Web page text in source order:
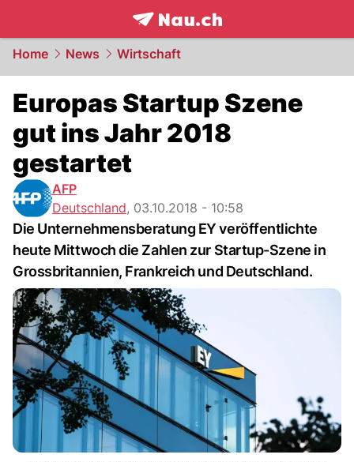
frontpage.NAU.ch
Home News Wirtschaft
Europas Startup Szene
gut ins Jahr 2018
gestartet
AFP
Deutschland, 03.10.2018 - 10:58
Die Unternehmensberatung EY veröffentlichte
heute Mittwoch die Zahlen zur Startup-Szene in
Grossbritannien, Frankreich und Deutschland.